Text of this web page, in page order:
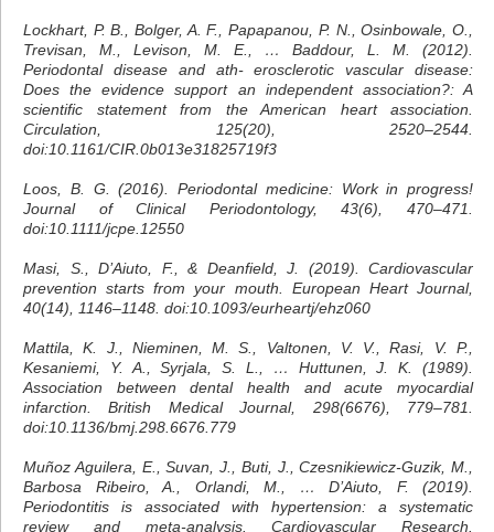
Lockhart, P. B., Bolger, A. F., Papapanou, P. N., Osinbowale, O.,
Trevisan, M., Levison, M. E., … Baddour, L. M. (2012).
Periodontal disease and ath- erosclerotic vascular disease:
Does the evidence support an independent association?: A
scientific statement from the American heart association.
Circulation, 125(20), 2520–2544.
doi:10.1161/CIR.0b013e31825719f3
Loos, B. G. (2016). Periodontal medicine: Work in progress!
Journal of Clinical Periodontology, 43(6), 470–471.
doi:10.1111/jcpe.12550
Masi, S., D’Aiuto, F., & Deanfield, J. (2019). Cardiovascular
prevention starts from your mouth. European Heart Journal,
40(14), 1146–1148. doi:10.1093/eurheartj/ehz060
Mattila, K. J., Nieminen, M. S., Valtonen, V. V., Rasi, V. P.,
Kesaniemi, Y. A., Syrjala, S. L., … Huttunen, J. K. (1989).
Association between dental health and acute myocardial
infarction. British Medical Journal, 298(6676), 779–781.
doi:10.1136/bmj.298.6676.779
Muñoz Aguilera, E., Suvan, J., Buti, J., Czesnikiewicz-Guzik, M.,
Barbosa Ribeiro, A., Orlandi, M., … D’Aiuto, F. (2019).
Periodontitis is associated with hypertension: a systematic
review and meta-analysis. Cardiovascular Research.